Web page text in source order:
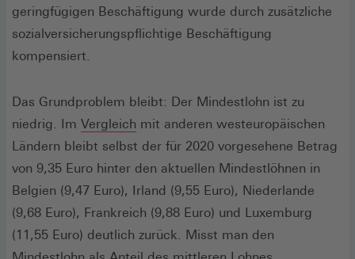
geringfügigen Beschäftigung wurde durch zusätzliche
sozialversicherungspflichtige Beschäftigung
kompensiert.
Das Grundproblem bleibt: Der Mindestlohn ist zu
niedrig. Im Vergleich (Öffnet
in
einem
neuen
Fenster)
mit anderen westeuropäischen
Ländern bleibt selbst der für 2020 vorgesehene Betrag
von 9,35 Euro hinter den aktuellen Mindestlöhnen in
Belgien (9,47 Euro), Irland (9,55 Euro), Niederlande
(9,68 Euro), Frankreich (9,88 Euro) und Luxemburg
(11,55 Euro) deutlich zurück. Misst man den